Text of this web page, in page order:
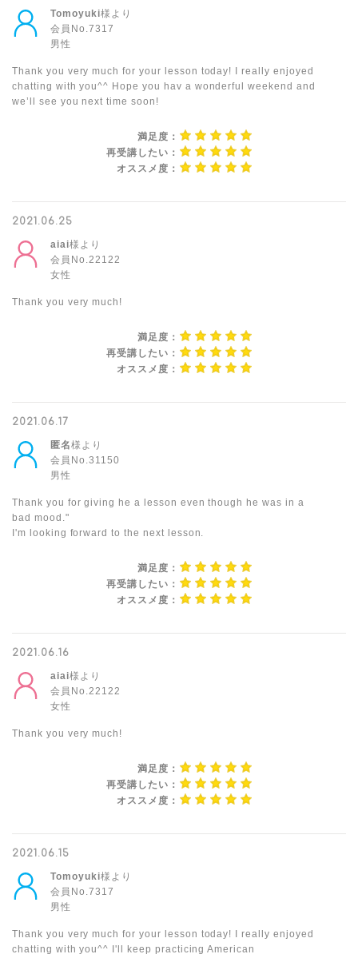
Tomoyuki様より
会員No.7317
男性
Thank you very much for your lesson today! I really enjoyed
chatting with you^^ Hope you hav a wonderful weekend and
we’ll see you next time soon!
満足度：
再受講したい：
オススメ度：
2021.06.25
aiai様より
会員No.22122
女性
Thank you very much!
満足度：
再受講したい：
オススメ度：
2021.06.17
匿名様より
会員No.31150
男性
Thank you for giving he a lesson even though he was in a
bad mood."
I'm looking forward to the next lesson.
満足度：
再受講したい：
オススメ度：
2021.06.16
aiai様より
会員No.22122
女性
Thank you very much!
満足度：
再受講したい：
オススメ度：
2021.06.15
Tomoyuki様より
会員No.7317
男性
Thank you very much for your lesson today! I really enjoyed
chatting with you^^ I'll keep practicing American